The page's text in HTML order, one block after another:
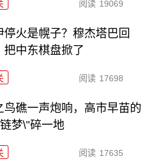
阅读 19069
停火是幌子？穆杰塔巴回
把中东棋盘掀了
阅读 17698
鸟礁一声炮响，高市早苗的
梦\"碎一地
阅读 17635